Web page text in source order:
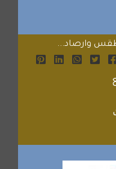
وارصاد...